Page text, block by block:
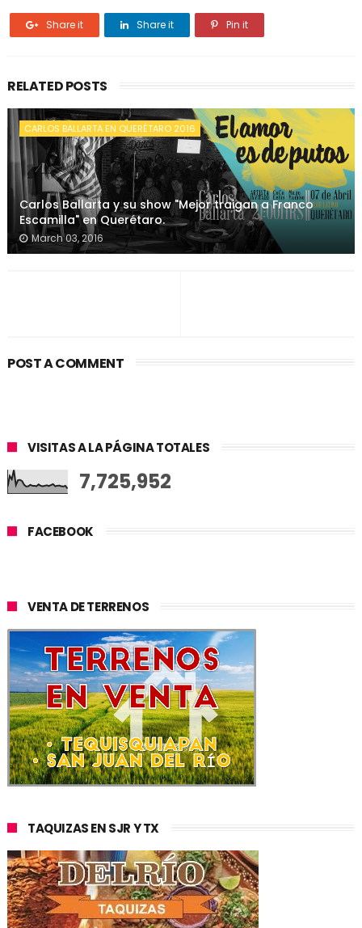
Share it Share it Pin it
RELATED POSTS
CARLOS BALLARTA EN QUERÉTARO 2016
Carlos Ballarta y su show "Mejor traigan a Franco
Escamilla" en Querétaro.
March 03, 2016
POST A COMMENT
VISITAS A LA PÁGINA TOTALES
7,725,952
FACEBOOK
VENTA DE TERRENOS
TAQUIZAS EN SJR Y TX